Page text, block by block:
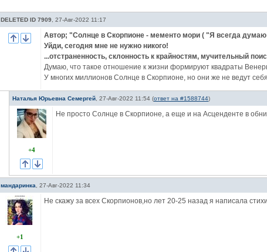
DELETED ID 7909 27-Авг-2022 11:17
Автор; "Солнце в Скорпионе - мементо мори ( "Я всегда думаю
Уйди, сегодня мне не нужно никого!
...отстраненность, склонность к крайностям, мучительный
Думаю, что такое отношение к жизни формируют квадраты
У многих миллионов Солнце в Скорпионе, но они же не ведут
Наталья Юрьевна Семергей 27-Авг-2022 11:54 (ответ на #1588744)
+4
Не просто Солнце в Скорпионе, а еще и на Асценденте в
мандаринка 27-Авг-2022 11:34
+1
Не скажу за всех Скорпионов,но лет 20-25 назад я написала